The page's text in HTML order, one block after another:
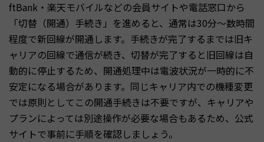
ftBank・楽天モバイルなどの会員サイトや電話窓口から
「切替（開通）手続き」を進めると、通常は30分〜数時間
程度で新回線が開通します。手続きが完了するまでは旧キ
ャリアの回線で通信が続き、切替が完了すると旧回線は自
動的に停止するため、開通処理中は電波状況が一時的に不
安定になる場合があります。同じキャリア内での機種変更
では原則としてこの開通手続きは不要ですが、キャリアや
プランによっては別途操作が必要な場合もあるため、公式
サイトで事前に手順を確認しましょう。